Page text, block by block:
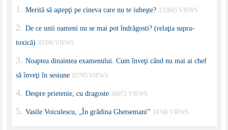
Merită să aştepţi pe cineva care nu te iubeşte? 132845 VIEWS
De ce unii oameni nu se mai pot îndrăgosti? (relaţia supra-
toxică) 83396 VIEWS
Noaptea dinaintea examenului. Cum înveţi când nu mai ai chef
să înveţi în sesiune 82785 VIEWS
Despre prietenie, cu dragoste 40072 VIEWS
Vasile Voiculescu, „În grădina Ghetsemani” 24746 VIEWS